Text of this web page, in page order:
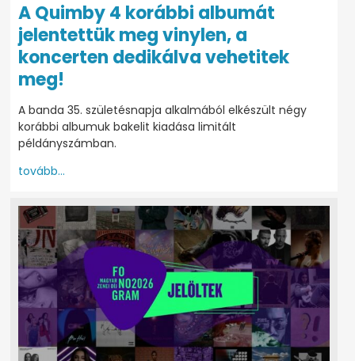
A Quimby 4 korábbi albumát
jelentettük meg vinylen, a
koncerten dedikálva vehetitek
meg!
A banda 35. születésnapja alkalmából elkészült négy
korábbi albumuk bakelit kiadása limitált
példányszámban.
tovább...